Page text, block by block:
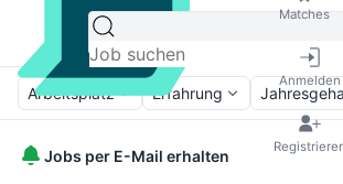
Matches
Anmelden
Arbeitsplatz Erfahrung
Jobs per E-Mail erhalten